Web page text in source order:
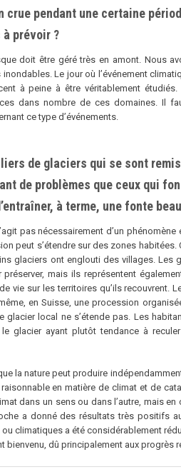
crue pendant une certaine
prévoir ?
doit être géré très en amont. Nous
Le jour où lʼévénement
à peine à être véritablement
dans nombre de ces domaines. Il
ce type dʼévénements.
de glaciers qui se sont
de problèmes que ceux qui
à terme, une fonte
pas nécessairement dʼun
peut sʼétendre sur des zones
glaciers ont englouti des villages. Les
préserver, mais ils représentent
vie sur les territoires quʼils recouvrent.
en Suisse, une procession
glacier local ne sʼétende pas. Les
le glacier ayant plutôt tendance à
la nature peut produire
en matière de climat et de
dans un sens ou dans lʼautre, mais
a donné des résultats très positifs
climatiques a été considérablement
bienvenu, dû principalement aux